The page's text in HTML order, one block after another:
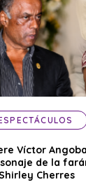
Víctor
de la
Cherres